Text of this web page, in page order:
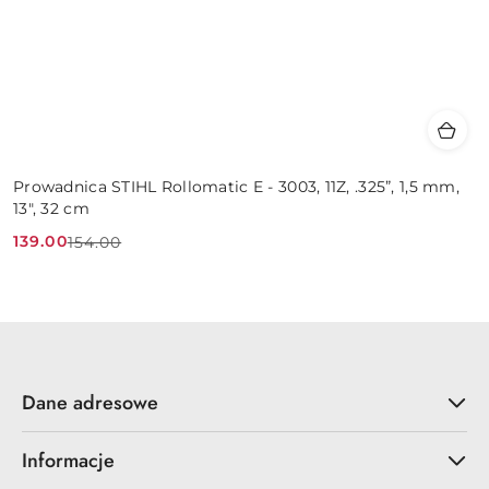
Prowadnica STIHL Rollomatic E - 3003, 11Z, .325”, 1,5 mm,
13", 32 cm
Cena
139.00
Cena
154.00
Dane adresowe
Informacje